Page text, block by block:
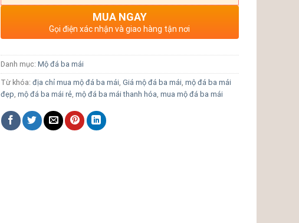
MUA NGAY
Gọi điện xác nhận và giao hàng tận nơi
Danh mục: Mộ đá ba mái
Từ khóa: địa chỉ mua mộ đá ba mái, Giá mộ đá ba mái, mộ đá ba mái
đẹp, mộ đá ba mái rẻ, mộ đá ba mái thanh hóa, mua mộ đá ba mái